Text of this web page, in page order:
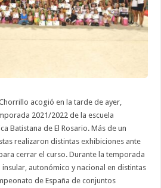
acogió en la tarde de ayer,
2021/2022 de la escuela
Batistana de El Rosario. Más de un
realizaron distintas exhibiciones ante
cerrar el curso. Durante la temporada
autonómico y nacional en distintas
de España de conjuntos